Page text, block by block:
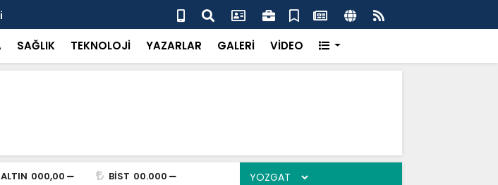
Bakan Gürlek’ten “Tek Çatı” mesajı
SAĞLIK TEKNOLOJİ YAZARLAR GALERİ VİDEO
ALTIN 000,00 BİST 00.000